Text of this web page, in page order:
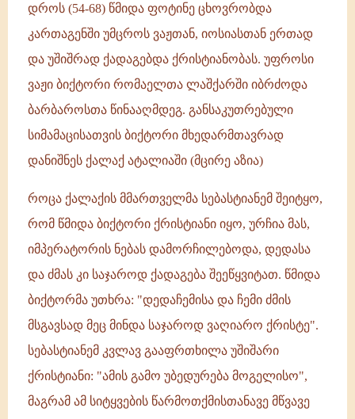
დროს (54-68) წმიდა ფოტინე ცხოვრობდა
კართაგენში უმცროს ვაჟთან, იოსიასთან ერთად
და უშიშრად ქადაგებდა ქრისტიანობას. უფროსი
ვაჟი ბიქტორი რომაელთა ლაშქარში იბრძოდა
ბარბაროსთა წინააღმდეგ. განსაკუთრებული
სიმამაცისათვის ბიქტორი მხედარმთავრად
დანიშნეს ქალაქ ატალიაში (მცირე აზია)
როცა ქალაქის მმართველმა სებასტიანემ შეიტყო,
რომ წმიდა ბიქტორი ქრისტიანი იყო, ურჩია მას,
იმპერატორის ნებას დამორჩილებოდა, დედასა
და ძმას კი საჯაროდ ქადაგება შეეწყვიტათ. წმიდა
ბიქტორმა უთხრა: "დედაჩემისა და ჩემი ძმის
მსგავსად მეც მინდა საჯაროდ ვაღიარო ქრისტე".
სებასტიანემ კვლავ გააფრთხილა უშიშარი
ქრისტიანი: "ამის გამო უბედურება მოგელისო",
მაგრამ ამ სიტყვების წარმოთქმისთანავე მწვავე